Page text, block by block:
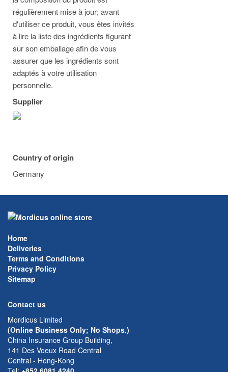
régulièrement mise à jour; avant
d'utiliser ce produit, vous êtes invités
à lire la liste des ingrédients figurant
sur son emballage afin de vous
assurer que les ingrédients sont
adaptés à votre utilisation
personnelle.
Supplier
Country of origin
Germany
Home
Deliveries
Terms and Conditions
Privacy Policy
Sitemap
Contact us
Mordicus Limited
(Online Business Only; No Shops.)
China Insurance Group Building,
141 Des Voeux Road Central
Central - Hong-Kong